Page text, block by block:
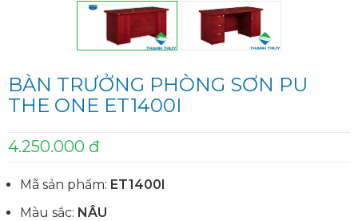
BÀN TRƯỞNG PHÒNG SƠN PU
THE ONE ET1400I
4.250.000 đ
Mã sản phẩm: ET1400I
Màu sắc: NÂU